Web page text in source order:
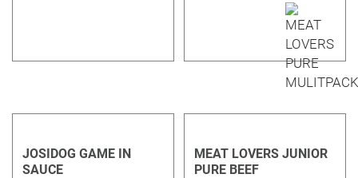
JOSIDOG GAME IN
SAUCE
MEAT LOVERS JUNIOR
PURE BEEF